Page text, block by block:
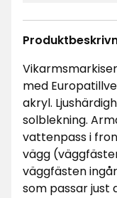
med
akryl.
solblekning.
vattenpass i
vägg
väggfästen
som passar just